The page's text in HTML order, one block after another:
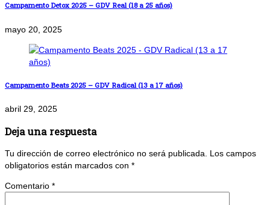
Campamento Detox 2025 – GDV Real (18 a 25 años)
mayo 20, 2025
Campamento Beats 2025 – GDV Radical (13 a 17 años)
abril 29, 2025
Deja una respuesta
Tu dirección de correo electrónico no será publicada.
Los campos
obligatorios están marcados con *
Comentario *